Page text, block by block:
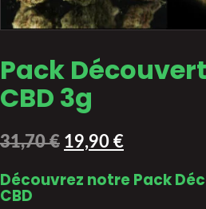
Pack
CBD 3g
31,70€ 19,90 €
Découvrez notre Pack
CBD